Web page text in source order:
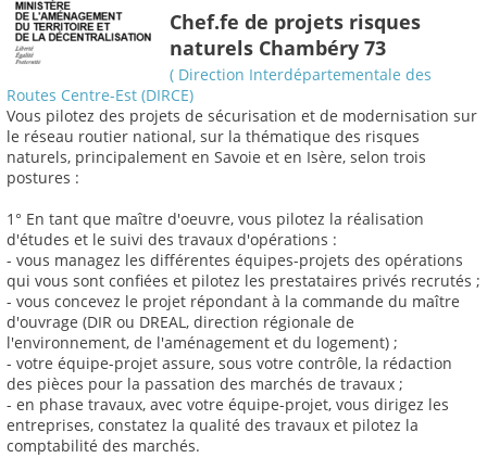
Chef.fe de projets risques
naturels Chambéry 73
( Direction Interdépartementale des
Routes Centre-Est (DIRCE)
Vous pilotez des projets de sécurisation et de modernisation sur
le réseau routier national, sur la thématique des risques
naturels, principalement en Savoie et en Isère, selon trois
postures :
1° En tant que maître d'oeuvre, vous pilotez la réalisation
d'études et le suivi des travaux d'opérations :
- vous managez les différentes équipes-projets des opérations
qui vous sont confiées et pilotez les prestataires privés recrutés ;
- vous concevez le projet répondant à la commande du maître
d'ouvrage (DIR ou DREAL, direction régionale de
l'environnement, de l'aménagement et du logement) ;
- votre équipe-projet assure, sous votre contrôle, la rédaction
des pièces pour la passation des marchés de travaux ;
- en phase travaux, avec votre équipe-projet, vous dirigez les
entreprises, constatez la qualité des travaux et pilotez la
comptabilité des marchés.